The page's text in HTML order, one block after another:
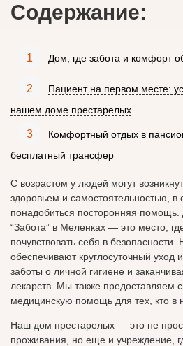
Содержание:
Дом, где забота и комфорт
Пациент на первом месте:
нашем доме престарелых
Комфортный отдых в
бесплатный трансфер
С возрастом у людей могут
здоровьем и самостоятельностью,
понадобиться посторонняя
“Забота” в Меленках — это место,
почувствовать себя в
обеспечивают круглосуточный уход
заботы о личной гигиене и
лекарств. Мы также предоставляем
медицинскую помощь для тех, кто в
Наш дом престарелых — это не
проживания, но еще и учреждение,